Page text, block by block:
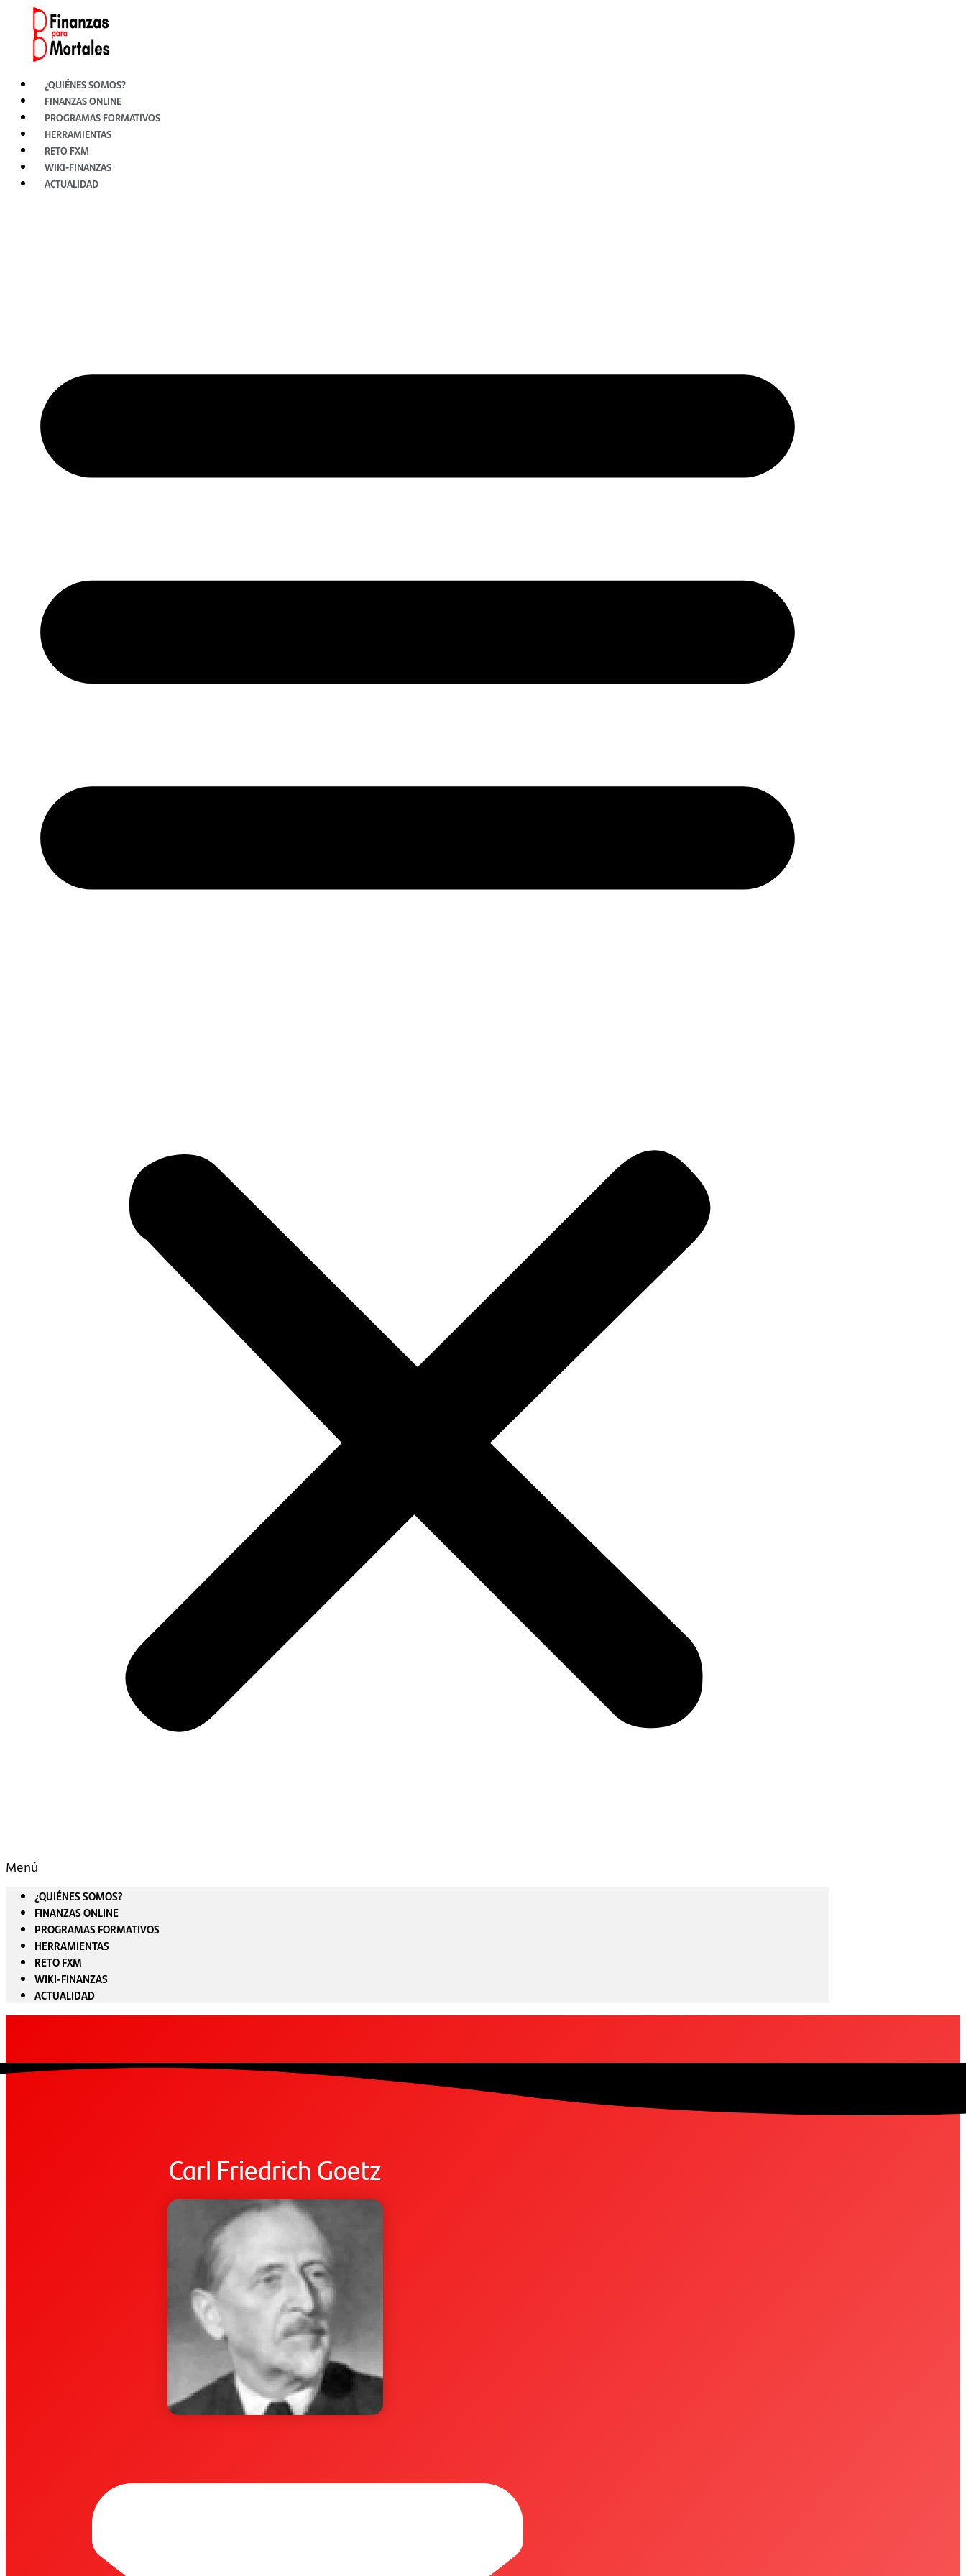
contenido
¿QUIÉNES SOMOS?
FINANZAS ONLINE
PROGRAMAS FORMATIVOS
HERRAMIENTAS
RETO FXM
WIKI-FINANZAS
ACTUALIDAD
Menú
¿QUIÉNES SOMOS?
FINANZAS ONLINE
PROGRAMAS FORMATIVOS
HERRAMIENTAS
RETO FXM
WIKI-FINANZAS
ACTUALIDAD
Carl Friedrich Goetz